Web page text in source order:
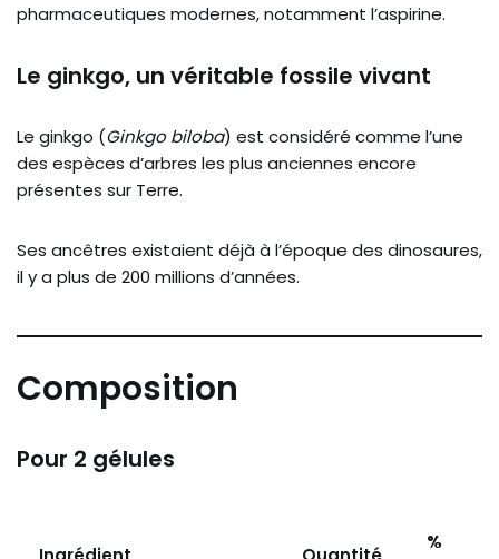
pharmaceutiques modernes, notamment l’aspirine.
Le ginkgo, un véritable fossile vivant
Le ginkgo (Ginkgo biloba) est considéré comme l’une
des espèces d’arbres les plus anciennes encore
présentes sur Terre.
Ses ancêtres existaient déjà à l’époque des dinosaures,
il y a plus de 200 millions d’années.
Composition
Pour 2 gélules
%